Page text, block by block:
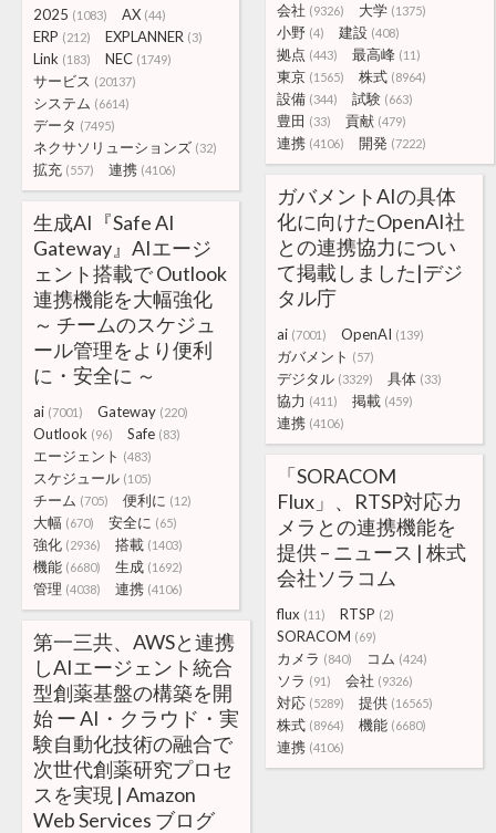
会社 (9326) 大学 (1375)
小野 (4) 建設 (408)
拠点 (443) 最高峰 (11)
東京 (1565) 株式 (8964)
設備 (344) 試験 (663)
豊田 (33) 貢献 (479)
連携 (4106) 開発 (7222)
2025 (1083) AX (44)
ERP (212) EXPLANNER (3)
Link (183) NEC (1749)
サービス (20137)
システム (6614)
データ (7495)
ネクサソリューションズ (32)
拡充 (557) 連携 (4106)
ガバメントAIの具体
化に向けたOpenAI社
との連携協力につい
て掲載しました|デジ
タル庁
ai (7001) OpenAI (139)
ガバメント (57)
デジタル (3329) 具体 (33)
協力 (411) 掲載 (459)
連携 (4106)
生成AI『Safe AI
Gateway』AIエージ
ェント搭載で Outlook
連携機能を大幅強化
～ チームのスケジュ
ール管理をより便利
に・安全に ～
ai (7001) Gateway (220)
Outlook (96) Safe (83)
エージェント (483)
スケジュール (105)
チーム (705) 便利に (12)
大幅 (670) 安全に (65)
強化 (2936) 搭載 (1403)
機能 (6680) 生成 (1692)
管理 (4038) 連携 (4106)
「SORACOM
Flux」、RTSP対応カ
メラとの連携機能を
提供 – ニュース | 株式
会社ソラコム
flux (11) RTSP (2)
SORACOM (69)
カメラ (840) コム (424)
ソラ (91) 会社 (9326)
対応 (5289) 提供 (16565)
株式 (8964) 機能 (6680)
連携 (4106)
第一三共、AWSと連携
しAIエージェント統合
型創薬基盤の構築を開
始 ー AI・クラウド・実
験自動化技術の融合で
次世代創薬研究プロセ
スを実現 | Amazon
Web Services ブログ